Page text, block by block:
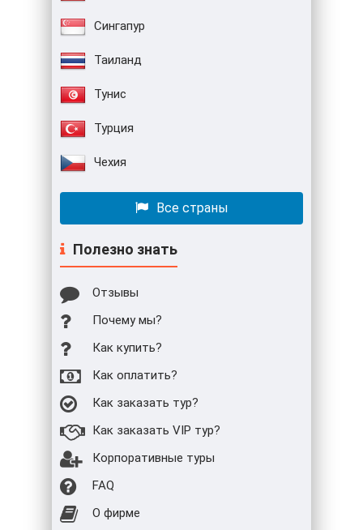
Сингапур
Таиланд
Тунис
Турция
Чехия
Все страны
Полезно знать
Отзывы
Почему мы?
Как купить?
Как оплатить?
Как заказать тур?
Как заказать VIP тур?
Корпоративные туры
FAQ
О фирме